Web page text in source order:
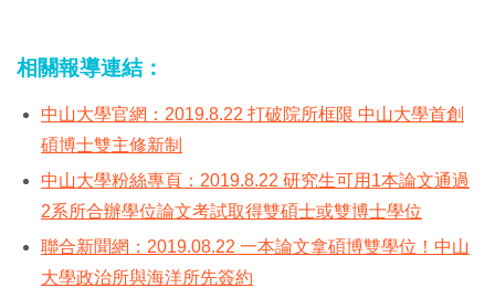
相關報導連結：
中山大學官網：2019.8.22 打破院所框限 中山大學首創
碩博士雙主修新制
中山大學粉絲專頁：2019.8.22 研究生可用1本論文通過
2系所合辦學位論文考試取得雙碩士或雙博士學位
聯合新聞網：2019.08.22 一本論文拿碩博雙學位！中山
大學政治所與海洋所先簽約